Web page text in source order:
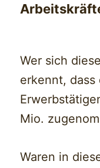
Wer sich
erkennt, dass
Mio.
Waren in